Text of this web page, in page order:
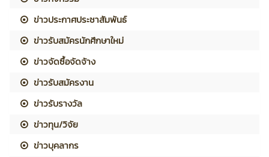
ข่าวประกาศประชาสัมพันธ์
ข่าวรับสมัครนักศึกษาใหม่
ข่าวจัดซื้อจัดจ้าง
ข่าวรับสมัครงาน
ข่าวรับรางวัล
ข่าวทุน/วิจัย
ข่าวบุคลากร